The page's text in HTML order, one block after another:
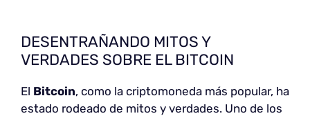
DESENTRAÑANDO MITOS Y
VERDADES SOBRE EL BITCOIN
El Bitcoin, como la criptomoneda más popular, ha
estado rodeado de mitos y verdades. Uno de los